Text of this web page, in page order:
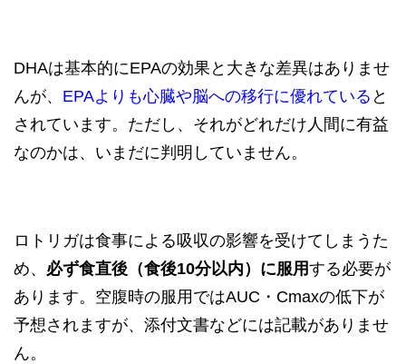
DHAは基本的にEPAの効果と大きな差異はありませ
んが、 EPAよりも心臓や脳への移行に優れている と
されています。ただし、それがどれだけ人間に有益
なのかは、いまだに判明していません。
ロトリガは食事による吸収の影響を受けてしまうた
め、 必ず食直後（食後10分以内）に服用する必要が
あります。空腹時の服用ではAUC・Cmaxの低下が
予想されますが、添付文書などには記載がありませ
ん。